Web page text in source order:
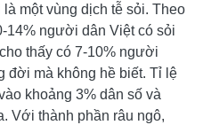
một vùng dịch tễ sỏi. Theo
14% người dân Việt có sỏi
thấy có 7-10% người
đời mà không hề biết. Tỉ lệ
khoảng 3% dân số và
Với thành phần râu ngô,